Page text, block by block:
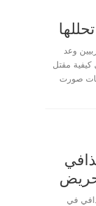
وعد
كيفية مقتل
صورت
في